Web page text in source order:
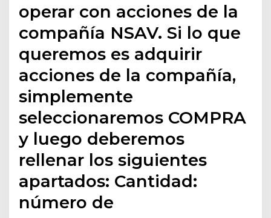
operar con acciones de la
compañía NSAV. Si lo que
queremos es adquirir
acciones de la compañía,
simplemente
seleccionaremos COMPRA
y luego deberemos
rellenar los siguientes
apartados: Cantidad:
número de